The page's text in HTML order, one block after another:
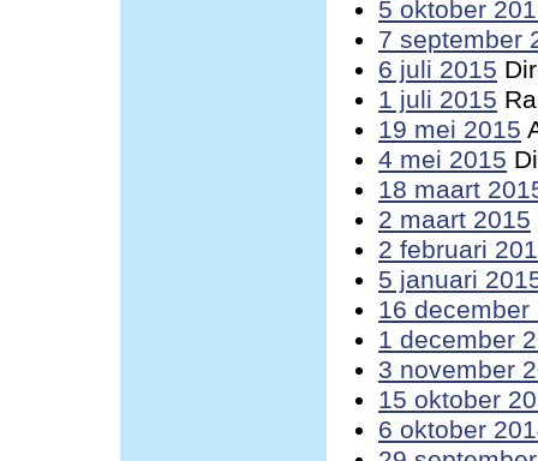
5 oktober
7 september
6 juli 2015
1 juli 2015
19 mei 2015
4 mei 2015
18 maart
2 maart 2015
2 februari
5 januari
16 december
1 december
3 november
15 oktober
6 oktober